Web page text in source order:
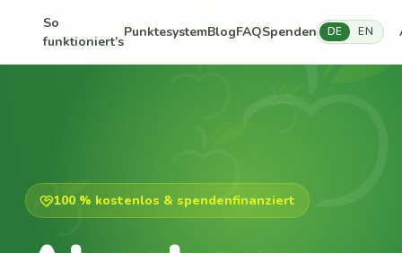
So
funktioniert’s
PunktesystemBlogFAQSpenden DE EN
100 % kostenlos & spendenfinanziert